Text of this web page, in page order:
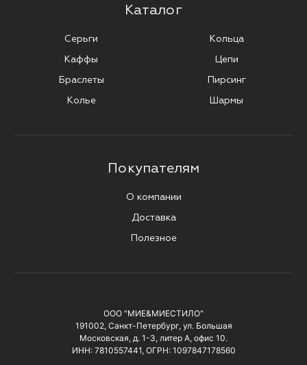
Каталог
Серьги
Каффы
Браслеты
Колье
Кольца
Цепи
Пирсинг
Шармы
Покупателям
О компании
Доставка
Полезное
ООО "МИЕ&МИЕСТИЛО"
191002, Санкт-Петербург, ул. Большая
Московская, д. 1-3, литер А, офис 10.
ИНН: 7810557441, ОГРН: 1097847178560